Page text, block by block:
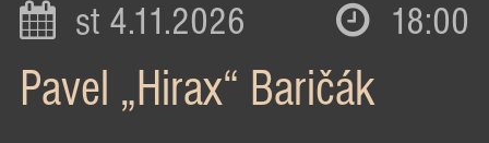
st 4.11.2026 18:00
Pavel „Hirax“ Baričák